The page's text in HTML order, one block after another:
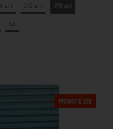
ani 1/2 ani
7/8 ani
xxl
PROMOTIE 13%